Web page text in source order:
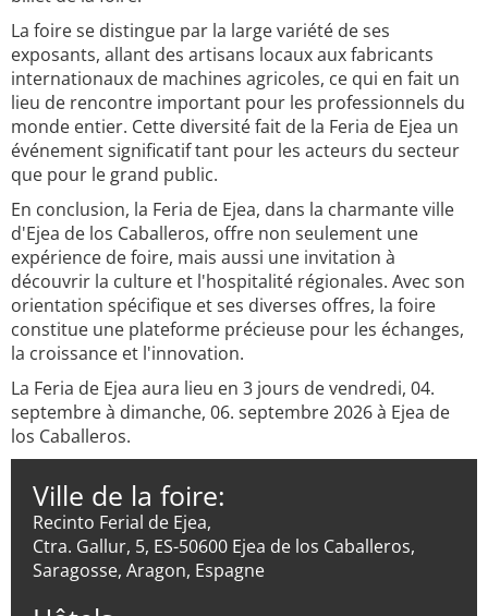
La foire se distingue par la large variété de ses
exposants, allant des artisans locaux aux fabricants
internationaux de machines agricoles, ce qui en fait un
lieu de rencontre important pour les professionnels du
monde entier. Cette diversité fait de la Feria de Ejea un
événement significatif tant pour les acteurs du secteur
que pour le grand public.
En conclusion, la Feria de Ejea, dans la charmante ville
d'Ejea de los Caballeros, offre non seulement une
expérience de foire, mais aussi une invitation à
découvrir la culture et l'hospitalité régionales. Avec son
orientation spécifique et ses diverses offres, la foire
constitue une plateforme précieuse pour les échanges,
la croissance et l'innovation.
La Feria de Ejea aura lieu en 3 jours de vendredi, 04.
septembre à dimanche, 06. septembre 2026 à Ejea de
los Caballeros.
Ville de la foire:
Recinto Ferial de Ejea,
Ctra. Gallur, 5, ES-50600 Ejea de los Caballeros,
Saragosse, Aragon, Espagne